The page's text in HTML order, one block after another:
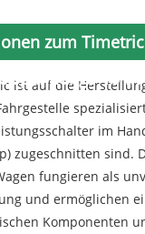
zum
10-
ist auf die
im
zugeschnitten sind.
fungieren als
und ermöglichen
Komponenten